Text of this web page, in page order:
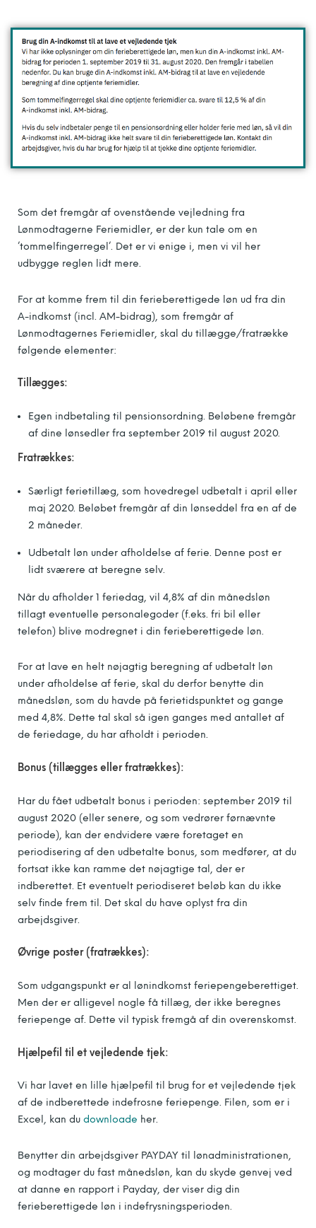
Som det fremgår af ovenstående vejledning fra
Lønmodtagerne Feriemidler, er der kun tale om en
’tommelfingerregel’. Det er vi enige i, men vi vil her
udbygge reglen lidt mere.
For at komme frem til din ferieberettigede løn ud fra din
A-indkomst (incl. AM-bidrag), som fremgår af
Lønmodtagernes Feriemidler, skal du tillægge/fratrække
følgende elementer:
Tillægges:
Egen indbetaling til pensionsordning. Beløbene fremgår
af dine lønsedler fra september 2019 til august 2020.
Fratrækkes:
Særligt ferietillæg, som hovedregel udbetalt i april eller
maj 2020. Beløbet fremgår af din lønseddel fra en af de
2 måneder.
Udbetalt løn under afholdelse af ferie. Denne post er
lidt sværere at beregne selv.
Når du afholder 1 feriedag, vil 4,8% af din månedsløn
tillagt eventuelle personalegoder (f.eks. fri bil eller
telefon) blive modregnet i din ferieberettigede løn.
For at lave en helt nøjagtig beregning af udbetalt løn
under afholdelse af ferie, skal du derfor benytte din
månedsløn, som du havde på ferietidspunktet og gange
med 4,8%. Dette tal skal så igen ganges med antallet af
de feriedage, du har afholdt i perioden.
Bonus (tillægges eller fratrækkes):
Har du fået udbetalt bonus i perioden: september 2019 til
august 2020 (eller senere, og som vedrører førnævnte
periode), kan der endvidere være foretaget en
periodisering af den udbetalte bonus, som medfører, at du
fortsat ikke kan ramme det nøjagtige tal, der er
indberettet. Et eventuelt periodiseret beløb kan du ikke
selv finde frem til. Det skal du have oplyst fra din
arbejdsgiver.
Øvrige poster (fratrækkes):
Som udgangspunkt er al lønindkomst feriepengeberettiget.
Men der er alligevel nogle få tillæg, der ikke beregnes
feriepenge af. Dette vil typisk fremgå af din overenskomst.
Hjælpefil til et vejledende tjek:
Vi har lavet en lille hjælpefil til brug for et vejledende tjek
af de indberettede indefrosne feriepenge. Filen, som er i
Excel, kan du downloade her.
Benytter din arbejdsgiver PAYDAY til lønadministrationen,
og modtager du fast månedsløn, kan du skyde genvej ved
at danne en rapport i Payday, der viser dig din
ferieberettigede løn i indefrysningsperioden.